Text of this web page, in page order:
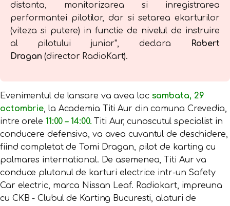
distanta, monitorizarea si inregistrarea
performantei pilotilor, dar si setarea ekarturilor
(viteza si putere) in functie de nivelul de instruire
al pilotului junior", declara
Robert
Dragan (director RadioKart).
Evenimentul de lansare va avea loc sambata, 29
octombrie, la Academia Titi Aur din comuna Crevedia,
intre orele 11:00 – 14:00. Titi Aur, cunoscutul specialist in
conducere defensiva, va avea cuvantul de deschidere,
fiind completat de Tomi Dragan, pilot de karting cu
palmares international. De asemenea, Titi Aur va
conduce plutonul de karturi electrice intr-un Safety
Car electric, marca Nissan Leaf. Radiokart, impreuna
cu CKB - Clubul de Karting Bucuresti, alaturi de